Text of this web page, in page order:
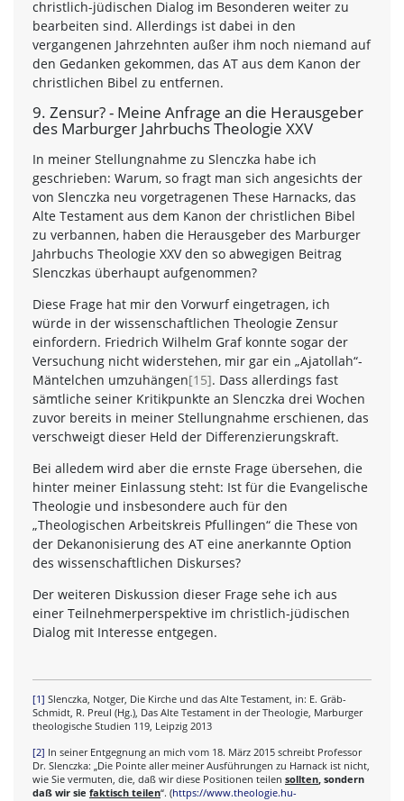
christlich-jüdischen Dialog im Besonderen weiter zu
bearbeiten sind. Allerdings ist dabei in den
vergangenen Jahrzehnten außer ihm noch niemand auf
den Gedanken gekommen, das AT aus dem Kanon der
christlichen Bibel zu entfernen.
9. Zensur? - Meine Anfrage an die Herausgeber
des Marburger Jahrbuchs Theologie XXV
In meiner Stellungnahme zu Slenczka habe ich
geschrieben: Warum, so fragt man sich angesichts der
von Slenczka neu vorgetragenen These Harnacks, das
Alte Testament aus dem Kanon der christlichen Bibel
zu verbannen, haben die Herausgeber des Marburger
Jahrbuchs Theologie XXV den so abwegigen Beitrag
Slenczkas überhaupt aufgenommen?
Diese Frage hat mir den Vorwurf eingetragen, ich
würde in der wissenschaftlichen Theologie Zensur
einfordern. Friedrich Wilhelm Graf konnte sogar der
Versuchung nicht widerstehen, mir gar ein „Ajatollah“-
Mäntelchen umzuhängen[15]. Dass allerdings fast
sämtliche seiner Kritikpunkte an Slenczka drei Wochen
zuvor bereits in meiner Stellungnahme erschienen, das
verschweigt dieser Held der Differenzierungskraft.
Bei alledem wird aber die ernste Frage übersehen, die
hinter meiner Einlassung steht: Ist für die Evangelische
Theologie und insbesondere auch für den
„Theologischen Arbeitskreis Pfullingen“ die These von
der Dekanonisierung des AT eine anerkannte Option
des wissenschaftlichen Diskurses?
Der weiteren Diskussion dieser Frage sehe ich aus
einer Teilnehmerperspektive im christlich-jüdischen
Dialog mit Interesse entgegen.
[1] Slenczka, Notger, Die Kirche und das Alte Testament, in: E. Gräb-
Schmidt, R. Preul (Hg.), Das Alte Testament in der Theologie, Marburger
theologische Studien 119, Leipzig 2013
[2] In seiner Entgegnung an mich vom 18. März 2015 schreibt Professor
Dr. Slenczka: „Die Pointe aller meiner Ausführungen zu Harnack ist nicht,
wie Sie vermuten, die, daß wir diese Positionen teilen sollten , sondern
daß wir sie faktisch teilen“. (https://www.theologie.hu-